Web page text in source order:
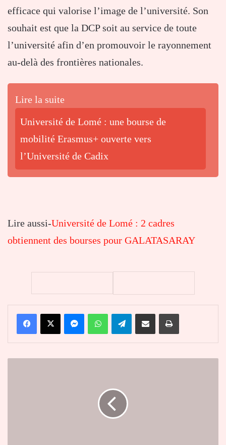
efficace qui valorise l’image de l’université. Son
souhait est que la DCP soit au service de toute
l’université afin d’en promouvoir le rayonnement
au-delà des frontières nationales.
Lire la suite
Université de Lomé : une bourse de
mobilité Erasmus+ ouverte vers
l’Université de Cadix
Lire aussi-Université de Lomé : 2 cadres
obtiennent des bourses pour GALATASARAY
FacebookX MessengerWhatsAppTelegramPartager par email Imprimer